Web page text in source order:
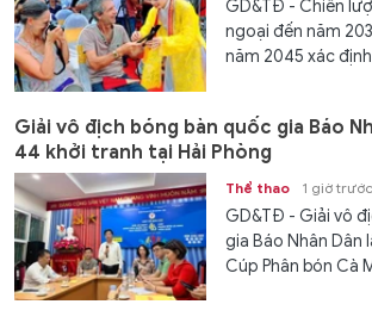
GD&TĐ - Chiến
ngoại đến năm
năm 2045 xác
Giải vô địch bóng bàn quốc gia Báo
44 khởi tranh tại Hải Phòng
Thể thao 1 giờ trước
GD&TĐ - Giải vô
gia Báo Nhân Dân
Cúp Phân bón Cà